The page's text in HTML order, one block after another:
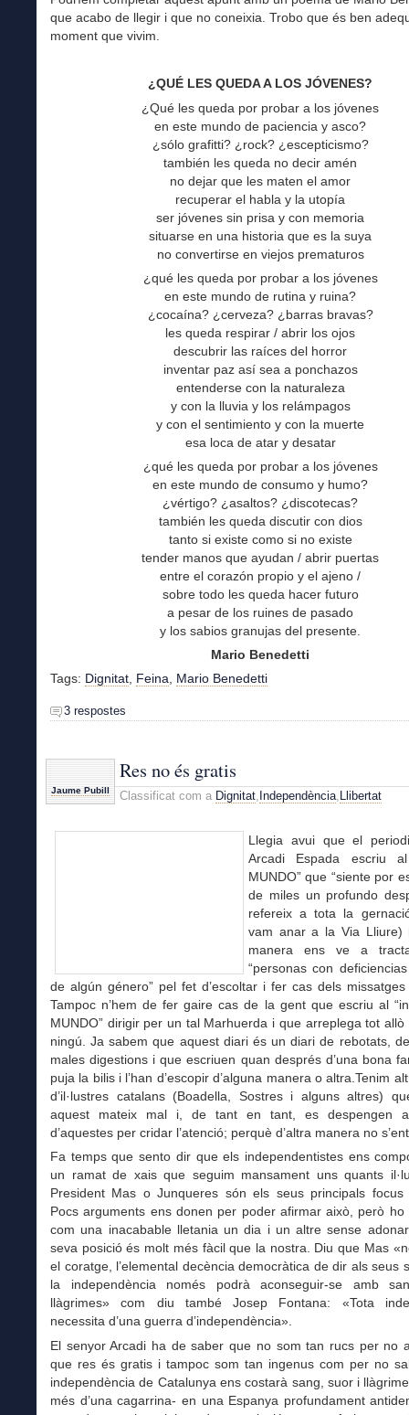
que acabo de llegir i que no coneixia. Trobo que és ben
moment que vivim.
¿QUÉ LES QUEDA A LOS JÓVENES?
¿Qué les queda por probar a los jóvenes
en este mundo de paciencia y asco?
¿sólo grafitti? ¿rock? ¿escepticismo?
también les queda no decir amén
no dejar que les maten el amor
recuperar el habla y la utopía
ser jóvenes sin prisa y con memoria
situarse en una historia que es la suya
no convertirse en viejos prematuros
¿qué les queda por probar a los jóvenes
en este mundo de rutina y ruina?
¿cocaína? ¿cerveza? ¿barras bravas?
les queda respirar / abrir los ojos
descubrir las raíces del horror
inventar paz así sea a ponchazos
entenderse con la naturaleza
y con la lluvia y los relámpagos
y con el sentimiento y con la muerte
esa loca de atar y desatar
¿qué les queda por probar a los jóvenes
en este mundo de consumo y humo?
¿vértigo? ¿asaltos? ¿discotecas?
también les queda discutir con dios
tanto si existe como si no existe
tender manos que ayudan / abrir puertas
entre el corazón propio y el ajeno /
sobre todo les queda hacer futuro
a pesar de los ruines de pasado
y los sabios granujas del presente.
Mario Benedetti
Tags: Dignitat Feina Mario Benedetti
3 respostes
Jaume Pubill
Res no és gratis
Classificat com a Dignitat, Independència, Llibertat
Llegia avui que el
Arcadi Espada escriu
MUNDO” que “siente por
de miles un profundo
refereix a tota la
vam anar a la Via Lliure)
manera ens ve a
“personas con
de algún género” pel fet d’escoltar i fer cas dels missatges
Tampoc n’hem de fer gaire cas de la gent que escriu al
MUNDO” dirigir per un tal Marhuerda i que arreplega tot
ningú. Ja sabem que aquest diari és un diari de rebotats,
males digestions i que escriuen quan després d’una bona
puja la bilis i l’han d’escopir d’alguna manera o altra.Tenim
d’il·lustres catalans (Boadella, Sostres i alguns altres)
aquest mateix mal i, de tant en tant, es despengen
d’aquestes per cridar l’atenció; perquè d’altra manera no
Fa temps que sento dir que els independentistes ens
un ramat de xais que seguim mansament uns quants
President Mas o Junqueres són els seus principals focus
Pocs arguments ens donen per poder afirmar això, però ho
com una inacabable lletania un dia i un altre sense
seva posició és molt més fàcil que la nostra. Diu que Mas
el coratge, l’elemental decència democràtica de dir als seus
la independència només podrà aconseguir-se amb
llàgrimes» com diu també Josep Fontana: «Tota
necessita d’una guerra d’independència».
El senyor Arcadi ha de saber que no som tan rucs per no
que res és gratis i tampoc som tan ingenus com per no
independència de Catalunya ens costarà sang, suor i
més d’una cagarrina- en una Espanya profundament